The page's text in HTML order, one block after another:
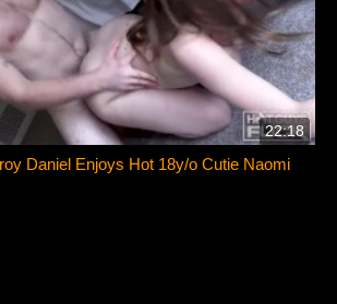
22:18
Daniel Enjoys Hot 18y/o Cutie Naomi